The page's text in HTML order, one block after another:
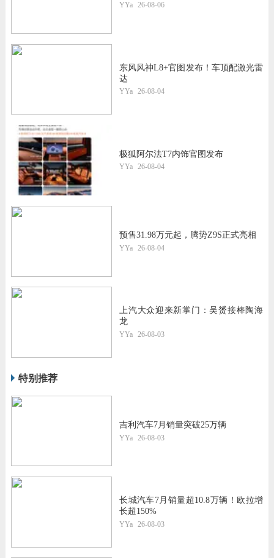
YYa 26-08-06
东风风神L8+官图发布！车顶配激光雷
达
YYa 26-08-04
极狐阿尔法T7内饰官图发布
YYa 26-08-04
预售31.98万元起，腾势Z9S正式亮相
YYa 26-08-04
上汽大众迎来新掌门：吴赟接棒陶海
龙
YYa 26-08-03
特别推荐
吉利汽车7月销量突破25万辆
YYa 26-08-03
长城汽车7月销量超10.8万辆！欧拉增
长超150%
YYa 26-08-03